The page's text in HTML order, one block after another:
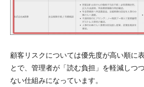
顧客リスクについては優先度が高い順に
とで、管理者が「読む負担」を軽減しつ
ない仕組みになっています。